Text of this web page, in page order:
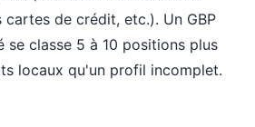
de crédit, etc.). Un GBP
se classe 5 à 10 positions plus
locaux qu'un profil incomplet.